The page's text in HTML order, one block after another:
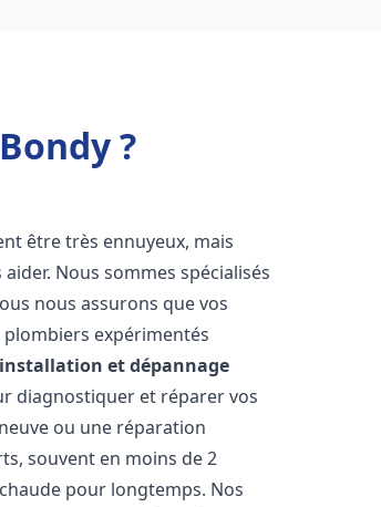
?
être très ennuyeux, mais
Nous sommes spécialisés
nous assurons que vos
expérimentés
installation et dépannage
diagnostiquer et réparer vos
ou une réparation
souvent en moins de 2
pour longtemps. Nos